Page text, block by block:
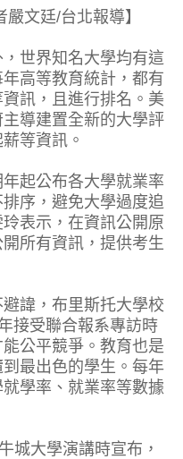
文廷/台北報導】
世界知名大學均有這
高等教育統計，都有
訊，且進行排名。美
導建置全新的大學評
等資訊。
起公布各大學就業率
序，避免大學過度追
表示，在資訊公開原
所有資訊，提供考生
諱，布里斯托大學校
接受聯合報系專訪時
公平競爭。教育也是
最出色的學生。每年
學率、就業率等數據
城大學演講時宣布，